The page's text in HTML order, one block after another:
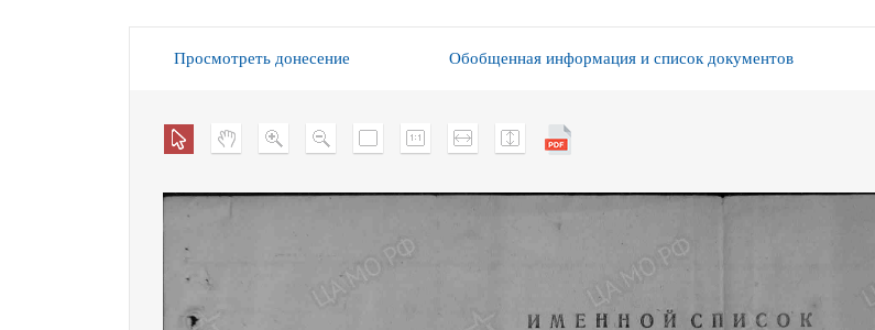
Просмотреть донесение Обобщенная информация и список документов